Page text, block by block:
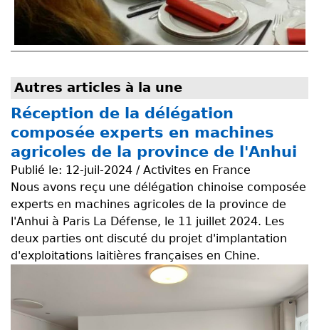
Autres articles à la une
Réception de la délégation
composée experts en machines
agricoles de la province de l'Anhui
Publié le: 12-juil-2024 / Activites en France
Nous avons reçu une délégation chinoise composée
experts en machines agricoles de la province de
l'Anhui à Paris La Défense, le 11 juillet 2024. Les
deux parties ont discuté du projet d'implantation
d'exploitations laitières françaises en Chine.